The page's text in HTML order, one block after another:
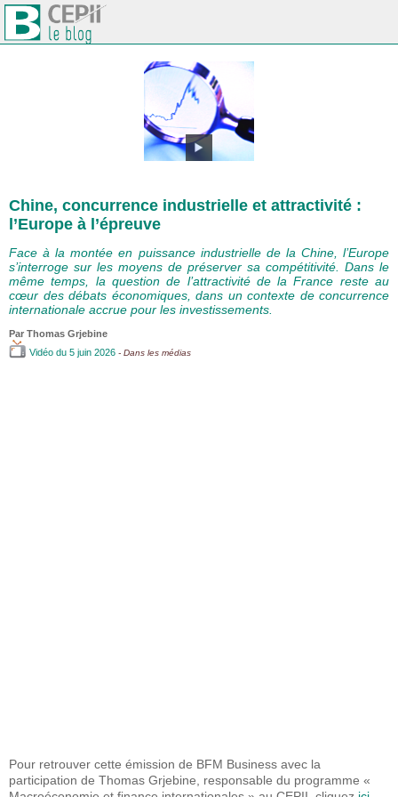
Chine, concurrence industrielle et attractivité :
l’Europe à l’épreuve
Face à la montée en puissance industrielle de la Chine, l’Europe
s’interroge sur les moyens de préserver sa compétitivité. Dans le
même temps, la question de l’attractivité de la France reste au
cœur des débats économiques, dans un contexte de concurrence
internationale accrue pour les investissements.
Par Thomas Grjebine
Vidéo du 5 juin 2026 - Dans les médias
Pour retrouver cette émission de BFM Business avec la
participation de Thomas Grjebine, responsable du programme «